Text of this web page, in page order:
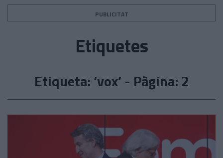
PUBLICITAT
Etiquetes
Etiqueta: ‘vox’ - Pàgina: 2